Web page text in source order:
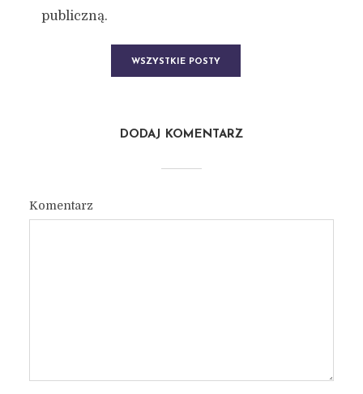
publiczną.
WSZYSTKIE POSTY
DODAJ KOMENTARZ
Komentarz